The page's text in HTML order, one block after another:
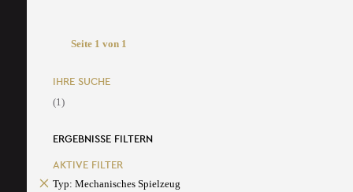
Seite 1 von 1
IHRE SUCHE
(1)
ERGEBNISSE FILTERN
AKTIVE FILTER
Typ: Mechanisches Spielzeug